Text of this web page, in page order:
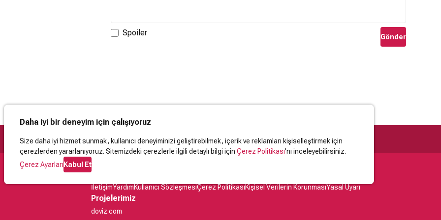
Spoiler Gönder
Daha iyi bir deneyim için çalışıyoruz
Size daha iyi hizmet sunmak, kullanıcı deneyiminizi geliştirebilmek, içerik ve reklamları kişiselleştirmek için
çerezlerden yararlanıyoruz. Sitemizdeki çerezlerle ilgili detaylı bilgi için Çerez Politikası'nı inceleyebilirsiniz.
Çerez AyarlarıKabul Et
Destek
İletişimYardımKullanıcı SözleşmesiÇerez PolitikasıKişisel Verilerin KorunmasıYasal Uyarı
Projelerimiz
doviz.com